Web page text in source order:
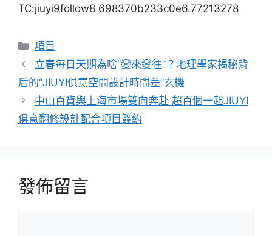
TC:jiuyi9follow8 698370b233c0e6.77213278
分
類
項目
立春每日天期為啥“變來變往”？地理學家揭秘背
后的“JIUYI俱意空間設計時間差”玄機
中山百貨與上海市場雙向奔赴 超百個一起JIUYI
俱意翻修設計配合項目簽約
發佈留言